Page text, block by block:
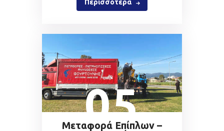
Περισσότερα
05
Μεταφορά Επίπλων –